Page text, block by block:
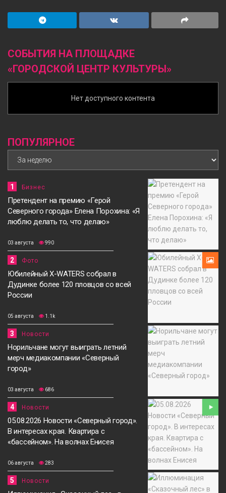
СОБЫТИЯ НА ПЛОЩАДКЕ
«ГОРОДСКОЙ ЦЕНТР КУЛЬТУРЫ»
Нет доступного контента
ПОПУЛЯРНОЕ
1 Бизнес
Претендент на премию «Герой
Северного города» Елена Порохина: «Я
люблю делать то, что делаю»
03 августа 990
2 Фото
Юбилейный X-WATERS собрал в
Дудинке более 120 пловцов со всей
России
05 августа 1.1k
3 Новости
Норильчане могут выиграть летний
мерч медиакомпании «Северный
город»
03 августа 686
4 Новости
05.08.2026 Новости «Северный город».
В интересах края. Квартира с
«бассейном». На волнах Енисея
06 августа 283
5 Новости